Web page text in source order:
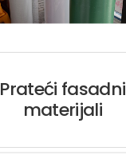
Prateći fasadni
materijali